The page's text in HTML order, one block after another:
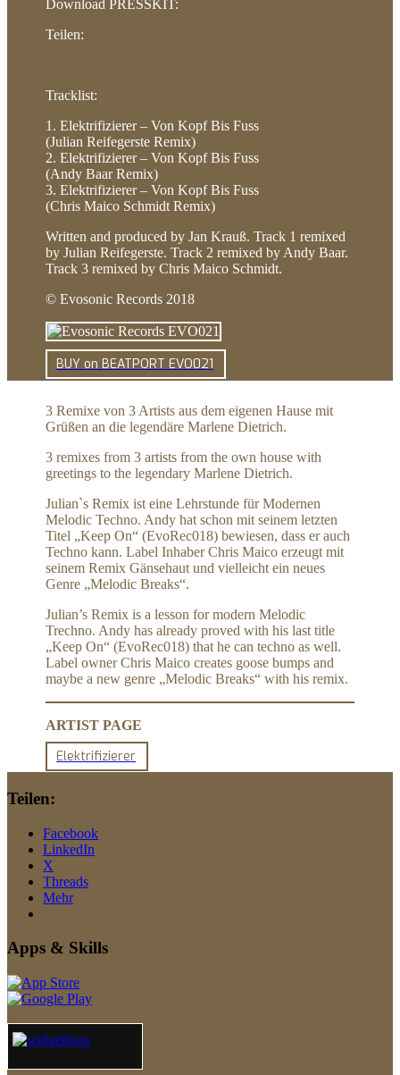
Download PRESSKIT:
Teilen:
Tracklist:
1. Elektrifizierer – Von Kopf Bis Fuss
(Julian Reifegerste Remix)
2. Elektrifizierer – Von Kopf Bis Fuss
(Andy Baar Remix)
3. Elektrifizierer – Von Kopf Bis Fuss
(Chris Maico Schmidt Remix)
Written and produced by Jan Krauß. Track 1 remixed
by Julian Reifegerste. Track 2 remixed by Andy Baar.
Track 3 remixed by Chris Maico Schmidt.
© Evosonic Records 2018
BUY on BEATPORT EVO021
3 Remixe von 3 Artists aus dem eigenen Hause mit
Grüßen an die legendäre Marlene Dietrich.
3 remixes from 3 artists from the own house with
greetings to the legendary Marlene Dietrich.
Julian`s Remix ist eine Lehrstunde für Modernen
Melodic Techno. Andy hat schon mit seinem letzten
Titel „Keep On“ (EvoRec018) bewiesen, dass er auch
Techno kann. Label Inhaber Chris Maico erzeugt mit
seinem Remix Gänsehaut und vielleicht ein neues
Genre „Melodic Breaks“.
Julian’s Remix is a lesson for modern Melodic
Trechno. Andy has already proved with his last title
„Keep On“ (EvoRec018) that he can techno as well.
Label owner Chris Maico creates goose bumps and
maybe a new genre „Melodic Breaks“ with his remix.
ARTIST PAGE
Elektrifizierer
Teilen:
Facebook
LinkedIn
X
Threads
Mehr
Apps & Skills